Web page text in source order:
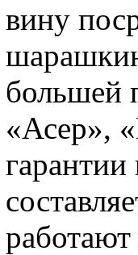
вину
большей
«Асер»,